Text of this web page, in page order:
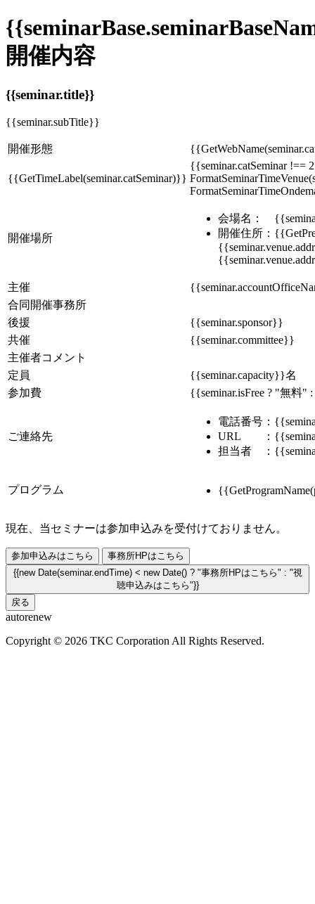
開催内容
{{seminar.title}}
{{seminar.subTitle}}
開催形態
{{GetTimeLabel(seminar.catSeminar)}}
{{seminar.catSeminar !==
開催場所
会場名：
開催住所：
主催
合同開催事務所
後援
{{seminar.sponsor}}
共催
{{seminar.committee}}
主催者コメント
定員
{{seminar.capacity}}名
参加費
{{seminar.isFree ? "無料"
ご連絡先
電話番号：
URL ：
担当者 ：
プログラム
現在、当セミナーは参加申込みを受付けておりません。
参加申込みはこちら
事務所HPはこちら
{{new Date(seminar.endTime) < new Date() ? "事務所HPはこちら" : "視
聴申込みはこちら"}}
戻る
autorenew
Copyright © 2026 TKC Corporation All Rights Reserved.